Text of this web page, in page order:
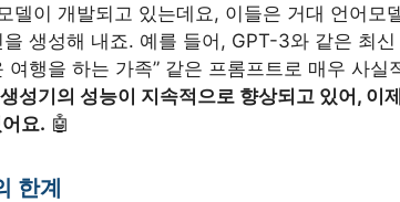
델이 개발되고 있는데요, 이들은 거대 언어모
생성해 내죠. 예를 들어, GPT-3와 같은 최
여행을 하는 가족” 같은 프롬프트로 매우 사실
성기의 성능이 지속적으로 향상되고 있어, 이
요. 🤖
한계